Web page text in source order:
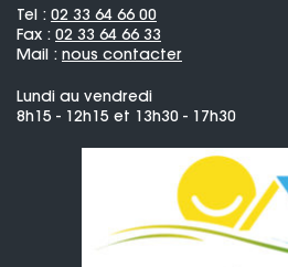
Tel : 02 33 64 66 00
Fax : 02 33 64 66 33
Mail : nous contacter
Lundi au vendredi
8h15 - 12h15 et 13h30 - 17h30